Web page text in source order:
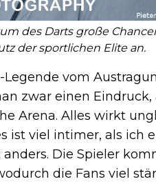
des Darts große
der sportlichen Elite an.
vom
zwar einen Eindruck,
Arena. Alles wirkt
ist viel intimer, als ich
Die Spieler
die Fans viel